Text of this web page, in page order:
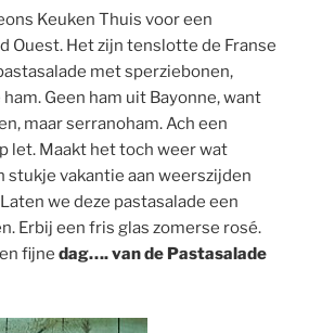
Keuken Thuis voor een
Ouest. Het zijn tenslotte de Franse
met sperziebonen,
Geen ham uit Bayonne, want
maar serranoham. Ach een
let. Maakt het toch weer wat
stukje vakantie aan weerszijden
we deze pastasalade een
Erbij een fris glas zomerse rosé.
fijne dag…. van de Pastasalade